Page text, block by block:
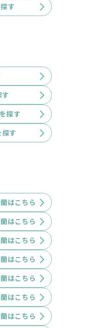
す
探す
す
はこちら
はこちら
はこちら
はこちら
はこちら
はこちら
はこちら